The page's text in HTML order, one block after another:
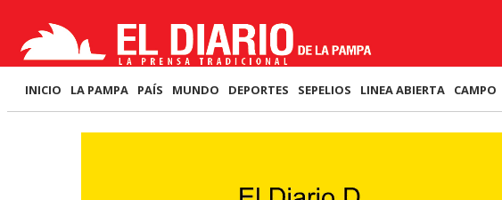
INICIO LA PAMPA PAÍS MUNDO DEPORTES SEPELIOS LINEA ABIERTA CAMPO